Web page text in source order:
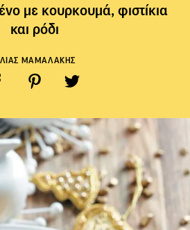
με κουρκουμά, φιστίκια
και ρόδι
ΜΑΜΑΛΑΚΗΣ